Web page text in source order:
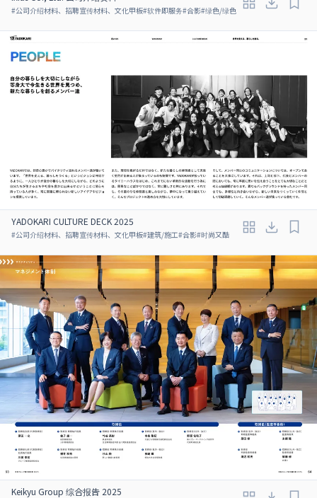
#公司介绍材料、招聘宣传材料、文化甲板#软件即服务#合影#绿色/绿色
YADOKARI CULTURE DECK 2025
#公司介绍材料、招聘宣传材料、文化甲板#建筑/施工#合影#时尚又酷
Keikyu Group 综合报告 2025